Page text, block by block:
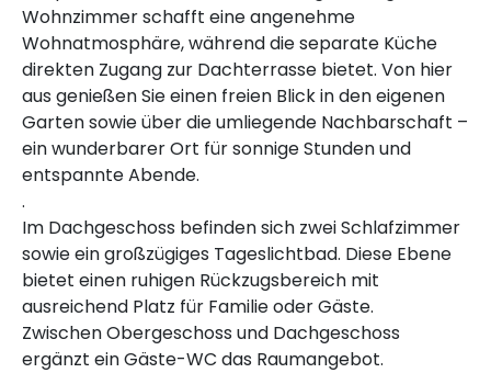
Wohnzimmer schafft eine angenehme
Wohnatmosphäre, während die separate Küche
direkten Zugang zur Dachterrasse bietet. Von hier
aus genießen Sie einen freien Blick in den eigenen
Garten sowie über die umliegende Nachbarschaft –
ein wunderbarer Ort für sonnige Stunden und
entspannte Abende.
.
Im Dachgeschoss befinden sich zwei Schlafzimmer
sowie ein großzügiges Tageslichtbad. Diese Ebene
bietet einen ruhigen Rückzugsbereich mit
ausreichend Platz für Familie oder Gäste.
Zwischen Obergeschoss und Dachgeschoss
ergänzt ein Gäste-WC das Raumangebot.